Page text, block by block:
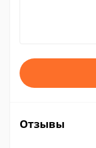
Отзывы